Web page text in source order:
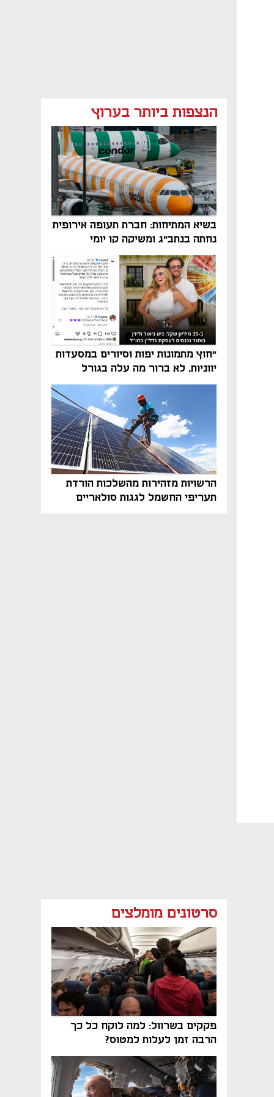
הנצפות ביותר בערוץ
בשיא המתיחות: חברת תעופה אירופית
נחתה בנתב"ג ומשיקה קו יומי
"חוץ מתמונות יפות וסיורים במסעדות
יווניות, לא ברור מה עלה בגורל
פרויקט הנדל"ן"
הרשויות מזהירות מהשלכות הורדת
תעריפי החשמל לגגות סולאריים
סרטונים מומלצים
פקקים בשרוול: למה לוקח כל כך
הרבה זמן לעלות למטוס?